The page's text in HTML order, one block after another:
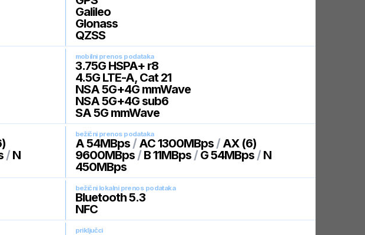
Galileo
Glonass
QZSS
mobilni prenos podataka
3.75G HSPA+ r8
4.5G LTE-A, Cat 21
NSA 5G+4G mmWave
NSA 5G+4G sub6
SA 5G mmWave
/ N
bežični prenos podataka
A 54MBps/ AC 1300MBps/ AX (6)
9600MBps/ B 11MBps/ G 54MBps/ N
450MBps
bežični lokalni prenos podataka
Bluetooth 5.3
NFC
priključci